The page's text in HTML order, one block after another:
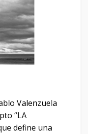
Valenzuela
“LA
define una